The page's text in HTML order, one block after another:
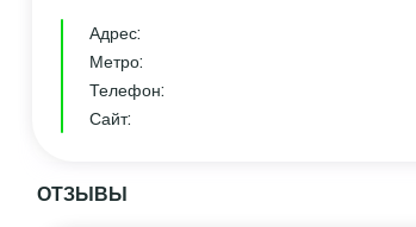
Адрес:
Метро:
Телефон:
Сайт:
ОТЗЫВЫ